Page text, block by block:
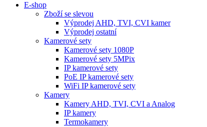
E-shop
Zboží se slevou
Výprodej AHD, TVI, CVI kamer
Výprodej ostatní
Kamerové sety
Kamerové sety 1080P
Kamerové sety 5MPix
IP kamerové sety
PoE IP kamerové sety
WiFi IP kamerové sety
Kamery
Kamery AHD, TVI, CVI a Analog
IP kamery
Termokamery